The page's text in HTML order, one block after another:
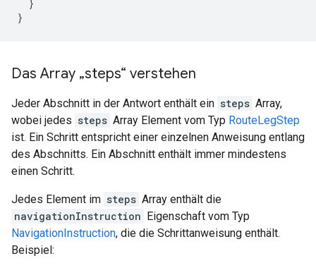
}
}
Das Array „steps“ verstehen
Jeder Abschnitt in der Antwort enthält ein steps Array,
wobei jedes steps Array Element vom Typ RouteLegStep
ist. Ein Schritt entspricht einer einzelnen Anweisung entlang
des Abschnitts. Ein Abschnitt enthält immer mindestens
einen Schritt.
Jedes Element im steps Array enthält die
navigationInstruction Eigenschaft vom Typ
NavigationInstruction, die die Schrittanweisung enthält.
Beispiel: